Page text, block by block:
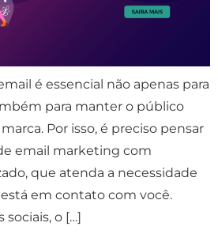
é essencial não apenas para
para manter o público
Por isso, é preciso pensar
email marketing com
que atenda a necessidade
em contato com você.
sociais, o […]